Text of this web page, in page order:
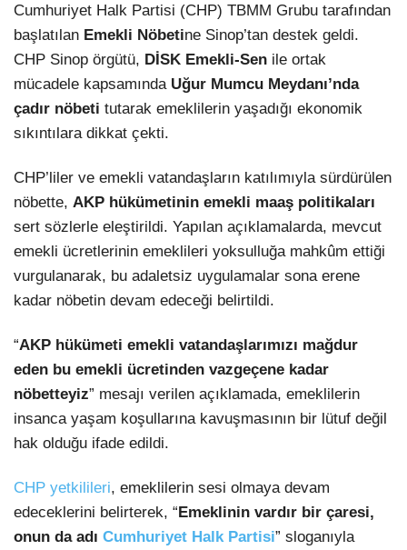
Cumhuriyet Halk Partisi (CHP) TBMM Grubu tarafından
başlatılan Emekli Nöbetine Sinop’tan destek geldi.
CHP Sinop örgütü, DİSK Emekli-Sen ile ortak
mücadele kapsamında Uğur Mumcu Meydanı’nda
çadır nöbeti tutarak emeklilerin yaşadığı ekonomik
sıkıntılara dikkat çekti.
CHP’liler ve emekli vatandaşların katılımıyla sürdürülen
nöbette, AKP hükümetinin emekli maaş politikaları
sert sözlerle eleştirildi. Yapılan açıklamalarda, mevcut
emekli ücretlerinin emeklileri yoksulluğa mahkûm ettiği
vurgulanarak, bu adaletsiz uygulamalar sona erene
kadar nöbetin devam edeceği belirtildi.
“AKP hükümeti emekli vatandaşlarımızı mağdur
eden bu emekli ücretinden vazgeçene kadar
nöbetteyiz” mesajı verilen açıklamada, emeklilerin
insanca yaşam koşullarına kavuşmasının bir lütuf değil
hak olduğu ifade edildi.
CHP yetkilileri, emeklilerin sesi olmaya devam
edeceklerini belirterek, “ Emeklinin vardır bir çaresi,
onun da adı Cumhuriyet Halk Partisi” sloganıyla